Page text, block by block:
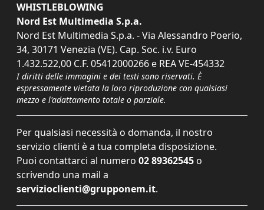
WHISTLEBLOWING
Nord Est Multimedia S.p.a.
Nord Est Multimedia S.p.a. - Via Alessandro Poerio,
34, 30171 Venezia (VE). Cap. Soc. i.v. Euro
1.432.522,00 C.F. 05412000266 e REA VE-454332
I diritti delle immagini e dei testi sono riservati. È
espressamente vietata la loro riproduzione con qualsiasi
mezzo e l'adattamento totale o parziale.
Per qualsiasi necessità o domanda, il nostro
servizio clienti è a tua completa disposizione.
Puoi contattarci al numero 02 89362545 o
scrivendo una mail a
servizioclienti@grupponem.it.